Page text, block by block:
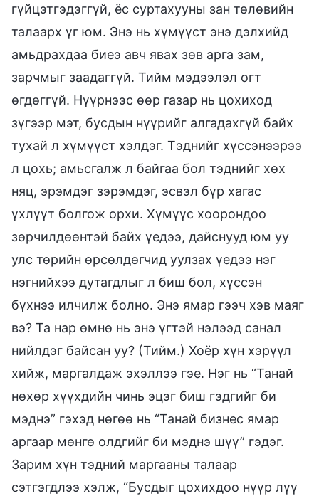
гүйцэтгэдэггүй, ёс суртахууны зан төлөвийн
талаарх үг юм. Энэ нь хүмүүст энэ дэлхийд
амьдрахдаа биеэ авч явах зөв арга зам,
зарчмыг заадаггүй. Тийм мэдээлэл огт
өгдөггүй. Нүүрнээс өөр газар нь цохиход
зүгээр мэт, бусдын нүүрийг алгадахгүй байх
тухай л хүмүүст хэлдэг. Тэднийг хүссэнээрээ
л цохь; амьсгалж л байгаа бол тэднийг хөх
няц, эрэмдэг зэрэмдэг, эсвэл бүр хагас
үхлүүт болгож орхи. Хүмүүс хоорондоо
зөрчилдөөнтэй байх үедээ, дайснууд юм уу
улс төрийн өрсөлдөгчид уулзах үедээ нэг
нэгнийхээ дутагдлыг л биш бол, хүссэн
бүхнээ илчилж болно. Энэ ямар гээч хэв маяг
вэ? Та нар өмнө нь энэ үгтэй нэлээд санал
нийлдэг байсан уу? (Тийм.) Хоёр хүн хэрүүл
хийж, маргалдаж эхэллээ гэе. Нэг нь “Танай
нөхөр хүүхдийн чинь эцэг биш гэдгийг би
мэднэ” гэхэд нөгөө нь “Танай бизнес ямар
аргаар мөнгө олдгийг би мэднэ шүү” гэдэг.
Зарим хүн тэдний маргааны талаар
сэтгэгдлээ хэлж, “Бусдыг цохихдоо нүүр лүү